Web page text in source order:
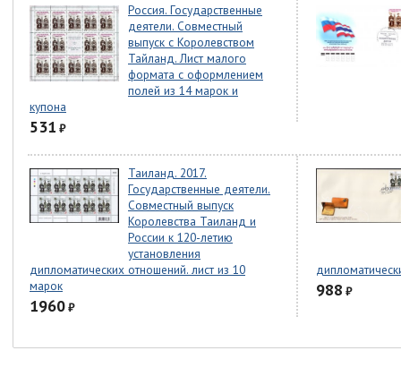
Россия. Государственные
деятели. Совместный
выпуск с Королевством
Тайланд. Лист малого
формата с оформлением
полей из 14 марок и
купона
531 ₽
Таиланд. 2017.
Государственные деятели.
Совместный выпуск
Королевства Таиланд и
России к 120-летию
установления
дипломатических отношений. лист из 10
марок
1960₽
988 ₽